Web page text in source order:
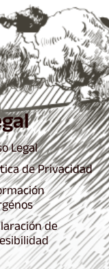
Legal
de Privacidad
de